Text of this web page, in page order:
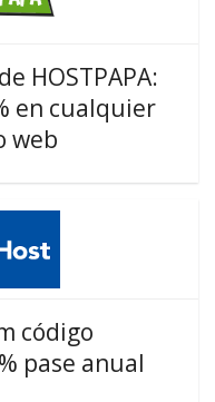
HOSTPAPA:
en cualquier
web
código
pase anual